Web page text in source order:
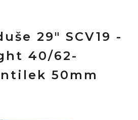
29" SCV19 -
40/62-
50mm